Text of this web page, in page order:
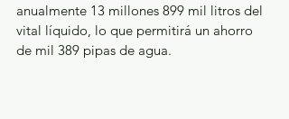
anualmente 13 millones 899 mil litros del
vital líquido, lo que permitirá un ahorro
de mil 389 pipas de agua.